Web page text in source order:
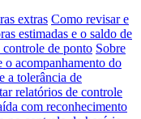
extras Como revisar e
estimadas e o saldo de
de ponto Sobre
o acompanhamento do
a tolerância de
relatórios de controle
com reconhecimento